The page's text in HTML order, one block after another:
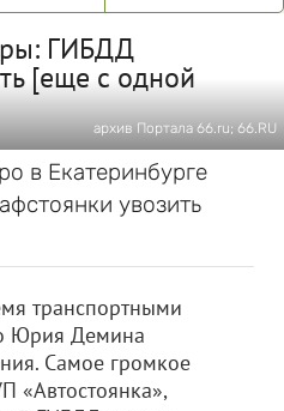
ГИБДД
[еще с одной
архив Портала 66.ru; 66.RU
в Екатеринбурге
увозить
транспортными
Юрия Демина
Самое громкое
«Автостоянка»,